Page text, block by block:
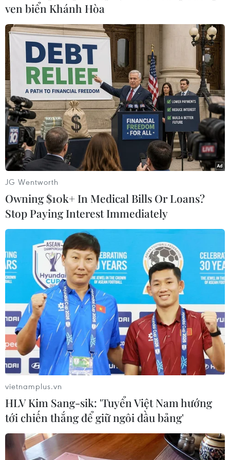
#dải gaza #nhập khẩu nhiên liệu
#Israel và Hamas
Israel
Theo dõi VietnamPlus
TIN LIÊN QUAN
ven biển Khánh Hòa
JG Wentworth
Owning $10k+ In Medical Bills Or Loans?
Stop Paying Interest Immediately
vietnamplus.vn
HLV Kim Sang-sik: 'Tuyển Việt Nam hướng
tới chiến thắng để giữ ngôi đầu bảng'